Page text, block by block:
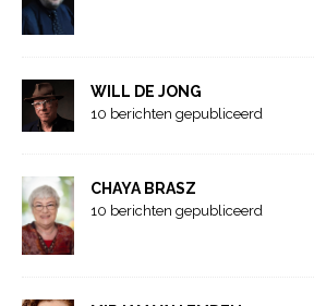
WILL DE JONG
10 berichten gepubliceerd
CHAYA BRASZ
10 berichten gepubliceerd